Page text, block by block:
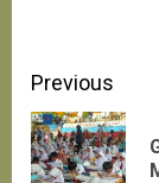
Continue
Previous